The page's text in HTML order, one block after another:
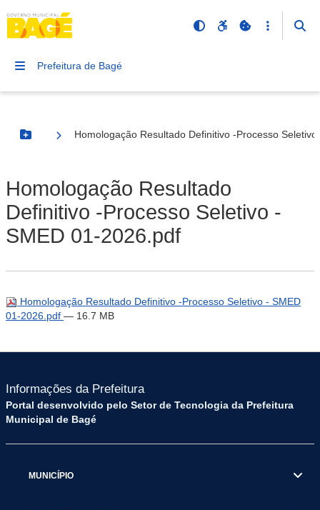
Prefeitura de Bagé
Botão Menu
Homologação Resultado Definitivo -Processo
Homologação Resultado
Definitivo -Processo Seletivo -
SMED 01-2026.pdf
Homologação Resultado Definitivo -Processo Seletivo - SMED
01-2026.pdf — 16.7 MB
Informações da Prefeitura
Portal desenvolvido pelo Setor de Tecnologia da Prefeitura
Municipal de Bagé
MUNICÍPIO